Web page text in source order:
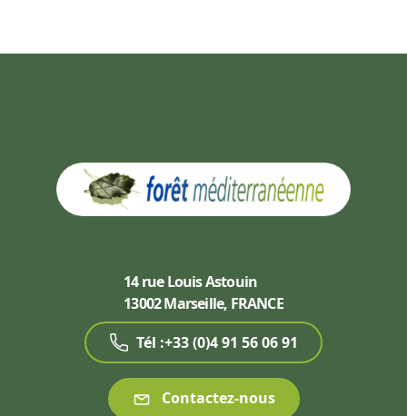
14 rue Louis Astouin
13002 Marseille, FRANCE
Tél :+33 (0)4 91 56 06 91
Contactez-nous